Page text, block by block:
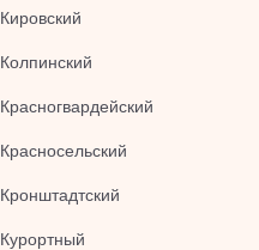
Кировский
Колпинский
Красногвардейский
Красносельский
Кронштадтский
Курортный